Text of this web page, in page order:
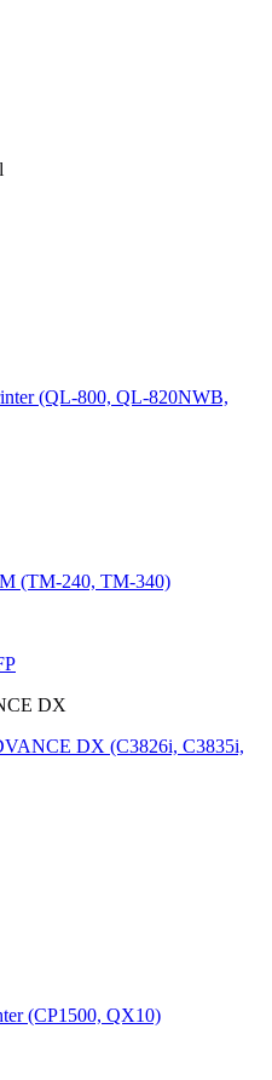
(QL-800, QL-820NWB,
(TM-240, TM-340)
DX
DX (C3826i, C3835i,
(CP1500, QX10)